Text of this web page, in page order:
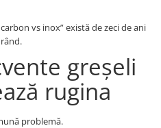
vs inox” există de zeci de ani
greșeli
rugina
problemă.